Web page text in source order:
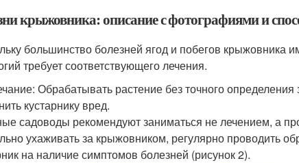
крыжовника: описание с фотографиями и
большинство болезней ягод и побегов крыжовника
требует соответствующего лечения.
Обрабатывать растение без точного определения
кустарнику вред.
садоводы рекомендуют заниматься не лечением, а
ухаживать за крыжовником, регулярно проводить
на наличие симптомов болезней (рисунок 2).